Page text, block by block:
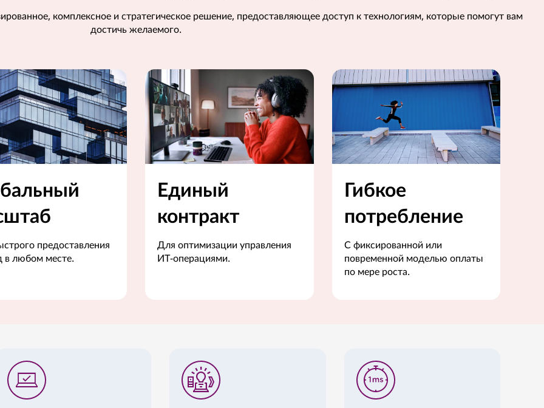
комплексное и стратегическое решение, предоставляющее доступ к технологиям, которые помогут вам
достичь желаемого.
предоставления
в любом месте.
Единый
контракт
Для оптимизации управления
ИТ-операциями.
Гибкое
потребление
С фиксированной или
повременной моделью оплаты
по мере роста.